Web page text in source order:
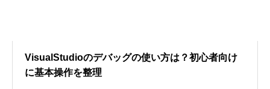
VisualStudioのデバッグの使い方は？初心者向け
に基本操作を整理